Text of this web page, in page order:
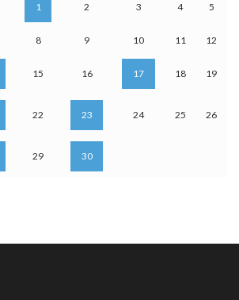
1 2 3 4 5
8 9 10 11 12
15 16 17 18 19
22 23 24 25 26
29 30